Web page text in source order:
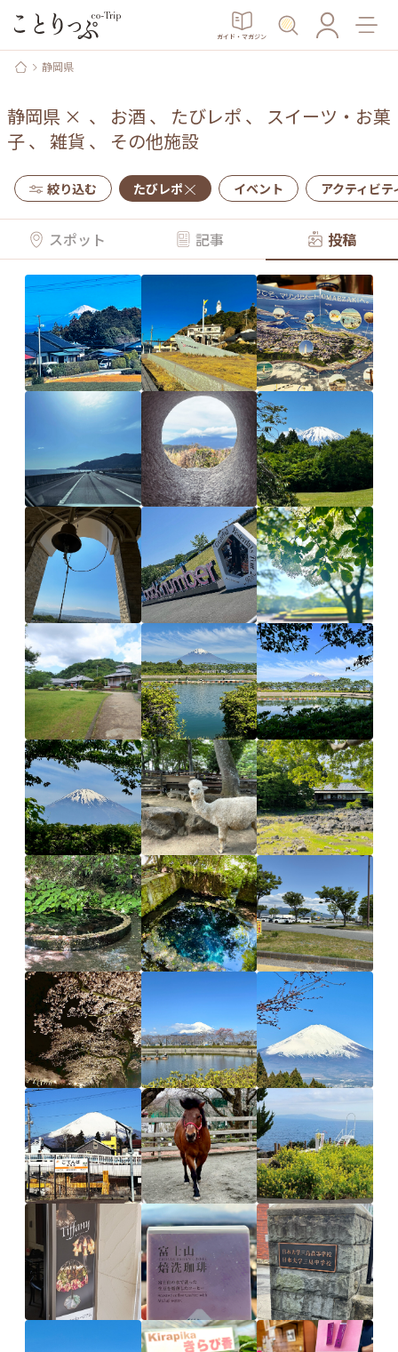
ガイド・マガジン
静岡県
静岡県 × 、 お酒 、 たびレポ 、 スイーツ・お菓
子、 雑貨 、 その他施設
絞り込む たびレポ イベント アクティビテ
スポット 記事 投稿